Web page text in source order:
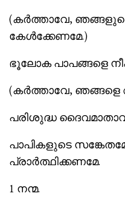
(കര്‍ത്താവേ,
കേള്‍ക്കേണമേ.)
ഭൂലോക പാപങ്ങളെ
(കര്‍ത്താവേ,
പരിശുദ്ധ
പാപികളുടെ
പ്രാര്‍ത്ഥിക്കണമേ.
1 നന്മ.